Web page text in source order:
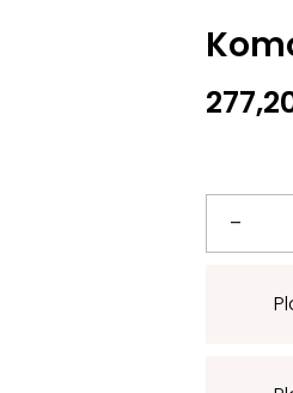
–
Komoda